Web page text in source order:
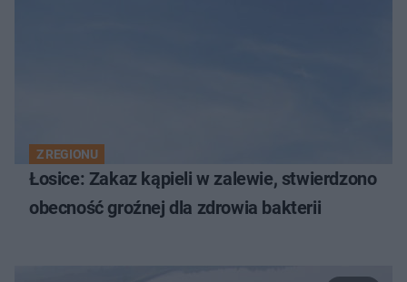
Z REGIONU
Łosice: Zakaz kąpieli w zalewie, stwierdzono
obecność groźnej dla zdrowia bakterii